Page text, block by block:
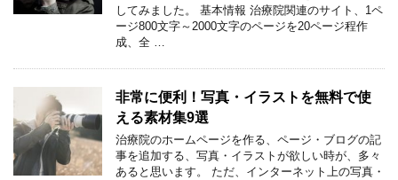
してみました。 基本情報 治療院関連のサイト、1ペ
ージ800文字～2000文字のページを20ページ程作
成、全 …
非常に便利！写真・イラストを無料で使
える素材集9選
治療院のホームページを作る、ページ・ブログの記
事を追加する、写真・イラストが欲しい時が、多々
あると思います。 ただ、インターネット上の写真・